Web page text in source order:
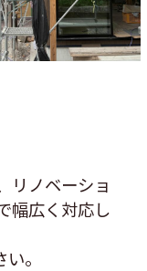
リノベーショ
幅広く対応し
。